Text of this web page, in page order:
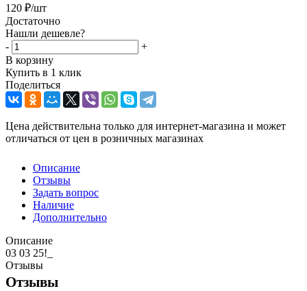
120 ₽/шт
Достаточно
Нашли дешевле?
-
+
В корзину
Купить в 1 клик
Поделиться
Цена действительна только для интернет-магазина и может
отличаться от цен в розничных магазинах
Описание
Отзывы
Задать вопрос
Наличие
Дополнительно
Описание
03 03 25!_
Отзывы
Отзывы